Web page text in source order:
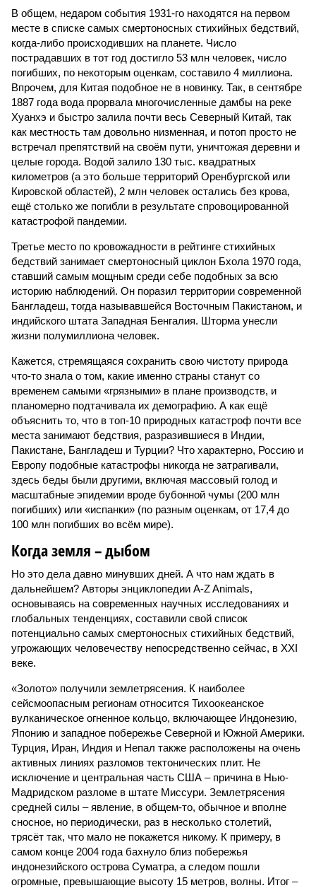
В общем, недаром события 1931-го находятся на первом
месте в списке самых смертоносных стихийных бедствий,
когда-либо происходивших на планете. Число
пострадавших в тот год достигло 53 млн человек, число
погибших, по некоторым оценкам, составило 4 миллиона.
Впрочем, для Китая подобное не в новинку. Так, в сентябре
1887 года вода прорвала многочисленные дамбы на реке
Хуанхэ и быстро залила почти весь Северный Китай, так
как местность там довольно низменная, и потоп просто не
встречал препятствий на своём пути, уничтожая деревни и
целые города. Водой залило 130 тыс. квадратных
километров (а это больше территорий Оренбургской или
Кировской областей), 2 млн человек остались без крова,
ещё столько же погибли в результате спровоцированной
катастрофой пандемии.
Третье место по кровожадности в рейтинге стихийных
бедствий занимает смертоносный циклон Бхола 1970 года,
ставший самым мощным среди себе подобных за всю
историю наблюдений. Он поразил территории современной
Бангладеш, тогда называвшейся Восточным Пакистаном, и
индийского штата Западная Бенгалия. Шторма унесли
жизни полумиллиона человек.
Кажется, стремящаяся сохранить свою чистоту природа
что-то знала о том, какие именно страны станут со
временем самыми «грязными» в плане производств, и
планомерно подтачивала их демографию. А как ещё
объяснить то, что в топ-10 природных катастроф почти все
места занимают бедствия, разразившиеся в Индии,
Пакистане, Бангладеш и Турции? Что характерно, Россию и
Европу подобные катастрофы никогда не затрагивали,
здесь беды были другими, включая массовый голод и
масштабные эпидемии вроде бубонной чумы (200 млн
погибших) или «испанки» (по разным оценкам, от 17,4 до
100 млн погибших во всём мире).
Когда земля – дыбом
Но это дела давно минувших дней. А что нам ждать в
дальнейшем? Авторы энциклопедии A-Z Animals,
основываясь на современных научных исследованиях и
глобальных тенденциях, составили свой список
потенциально самых смертоносных стихийных бедствий,
угрожающих человечеству непосредственно сейчас, в XXI
веке.
«Золото» получили землетрясения. К наиболее
сейсмоопасным регионам относится Тихоокеанское
вулканическое огненное кольцо, включающее Индонезию,
Японию и западное побережье Северной и Южной Америки.
Турция, Иран, Индия и Непал также расположены на очень
активных линиях разломов тектонических плит. Не
исключение и центральная часть США – причина в Нью-
Мадридском разломе в штате Миссури. Землетрясения
средней силы – явление, в общем-то, обычное и вполне
сносное, но периодически, раз в несколько столетий,
трясёт так, что мало не покажется никому. К примеру, в
самом конце 2004 года бахнуло близ побережья
индонезийского острова Суматра, а следом пошли
огромные, превышающие высоту 15 метров, волны. Итог –